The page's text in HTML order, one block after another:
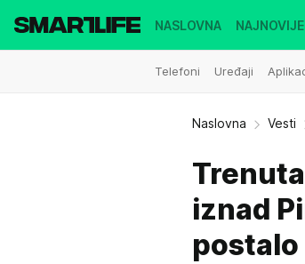
NASLOVNA NAJNOVIJE
Telefoni Uređaji
Naslovna Vesti
iznad
postalo